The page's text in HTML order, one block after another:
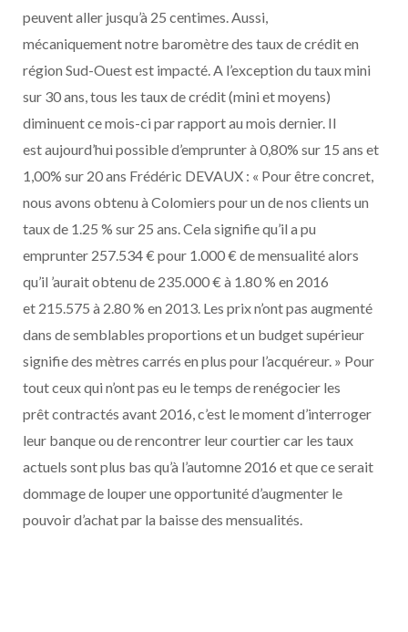
peuvent aller jusqu’à 25 centimes. Aussi,
mécaniquement notre baromètre des taux de crédit en
région Sud-Ouest est impacté. A l’exception du taux mini
sur 30 ans, tous les taux de crédit (mini et moyens)
diminuent ce mois-ci par rapport au mois dernier. Il
est aujourd’hui possible d’emprunter à 0,80% sur 15 ans et
1,00% sur 20 ans Frédéric DEVAUX : « Pour être concret,
nous avons obtenu à Colomiers pour un de nos clients un
taux de 1.25 % sur 25 ans. Cela signifie qu’il a pu
emprunter 257.534 € pour 1.000 € de mensualité alors
qu’il ’aurait obtenu de 235.000 € à 1.80 % en 2016
et 215.575 à 2.80 % en 2013. Les prix n’ont pas augmenté
dans de semblables proportions et un budget supérieur
signifie des mètres carrés en plus pour l’acquéreur. » Pour
tout ceux qui n’ont pas eu le temps de renégocier les
prêt contractés avant 2016, c’est le moment d’interroger
leur banque ou de rencontrer leur courtier car les taux
actuels sont plus bas qu’à l’automne 2016 et que ce serait
dommage de louper une opportunité d’augmenter le
pouvoir d’achat par la baisse des mensualités.